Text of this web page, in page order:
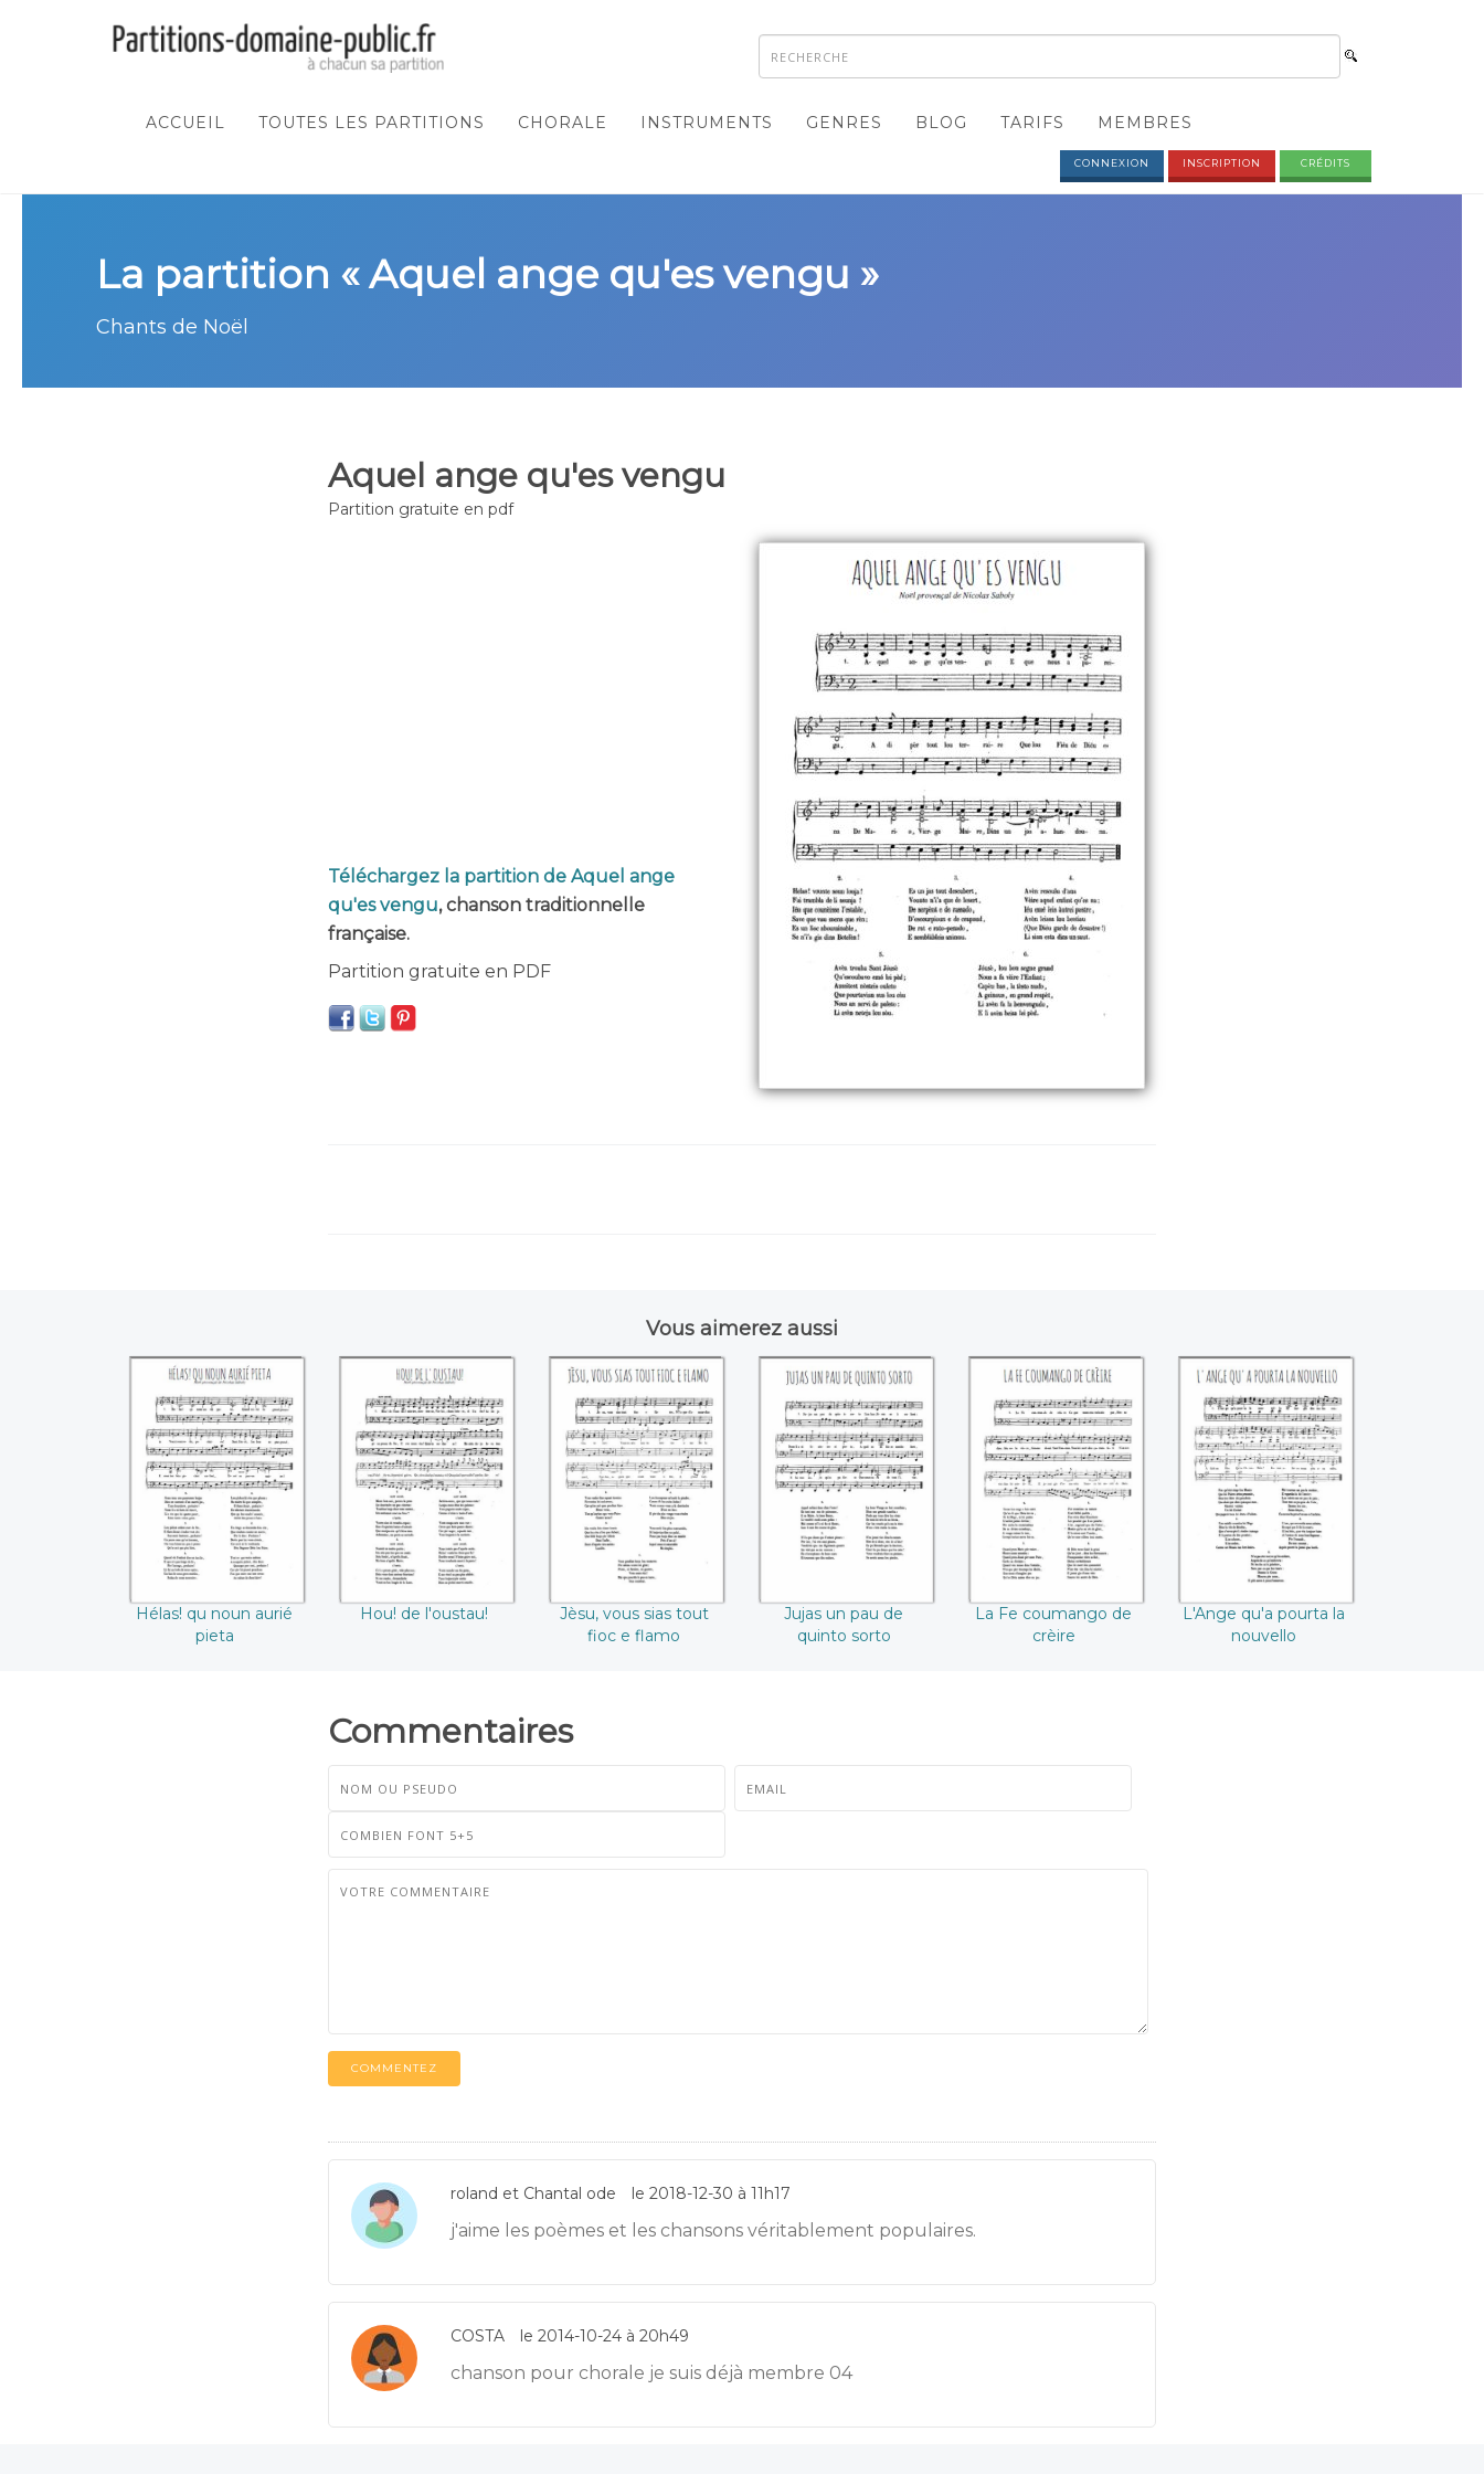
ACCUEIL TOUTES LES PARTITIONS CHORALE INSTRUMENTS GENRES BLOG TARIFS MEMBRES
CONNEXION INSCRIPTION CRÉDITS
La partition « Aquel ange qu'es vengu »
Chants de Noël
Aquel ange qu'es vengu
Partition gratuite en pdf
Téléchargez la partition de Aquel ange
qu'es vengu, chanson traditionnelle
française.
Partition gratuite en PDF
Vous aimerez aussi
Hélas! qu noun
aurié pieta
Hélas! qu noun aurié
pieta
Hou! de l'oustau!
Hou! de l'oustau!
Jèsu, vous sias tout
fioc e flamo
Jèsu, vous sias tout
fioc e flamo
Jujas un pau de
quinto sorto
Jujas un pau de
quinto sorto
La Fe coumango
de crèire
La Fe coumango de
crèire
L'Ange qu'a pourta
la nouvello
L'Ange qu'a pourta la
nouvello
Commentaires
COMMENTEZ
roland et Chantal ode le 2018-12-30 à 11h17
j'aime les poèmes et les chansons véritablement populaires.
COSTA le 2014-10-24 à 20h49
chanson pour chorale je suis déjà membre 04